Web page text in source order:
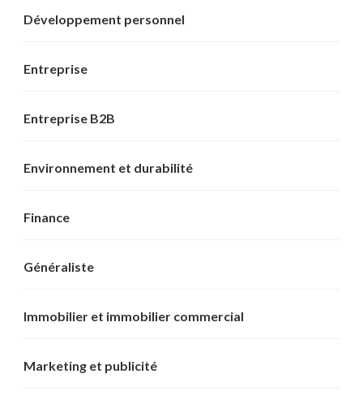
Développement personnel
Entreprise
Entreprise B2B
Environnement et durabilité
Finance
Généraliste
Immobilier et immobilier commercial
Marketing et publicité